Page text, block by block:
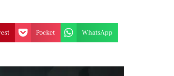
Pocket WhatsApp